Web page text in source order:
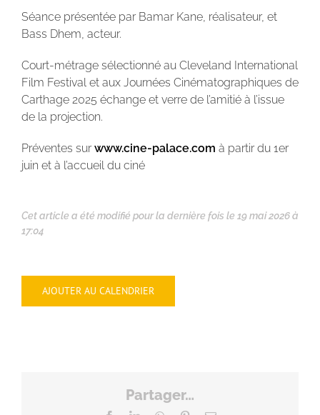
Séance présentée par Bamar Kane, réalisateur, et
Bass Dhem, acteur.
Court-métrage sélectionné au Cleveland International
Film Festival et aux Journées Cinématographiques de
Carthage 2025 échange et verre de l’amitié à l’issue
de la projection.
Préventes surwww.cine-palace.com à partir du 1er
juin et à l’accueil du ciné
Cet article a été modifié pour la dernière fois le 19 mai 2026 à
17:04
AJOUTER AU CALENDRIER
Partager…